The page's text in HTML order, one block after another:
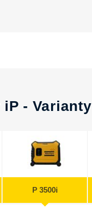
- Varianty
P 3500i